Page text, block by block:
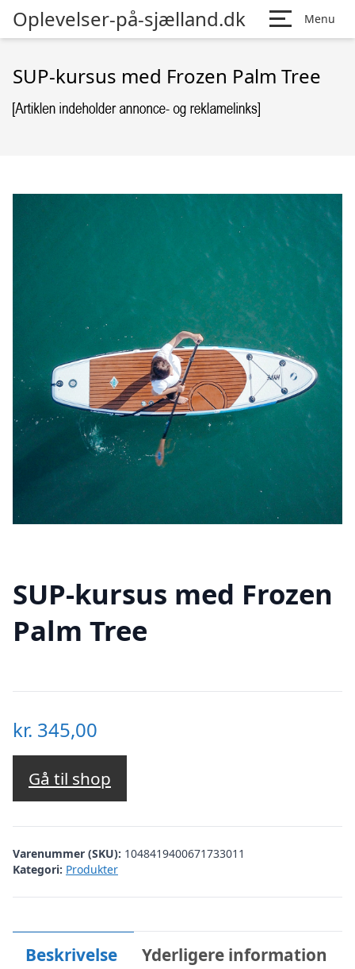
Oplevelser-på-sjælland.dk Menu
SUP-kursus med Frozen Palm Tree
SUP-kursus med Frozen
Palm Tree
kr. 345,00
Gå til shop
Varenummer (SKU): 1048419400671733011
Kategori: Produkter
Beskrivelse Yderligere information